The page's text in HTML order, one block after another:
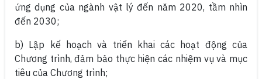
ứng dụng của ngành vật lý đến năm 2020, tầm nhìn
đến 2030;
b) Lập kế hoạch và triển khai các hoạt động của
Chương trình, đảm bảo thực hiện các nhiệm vụ và mục
tiêu của Chương trình;